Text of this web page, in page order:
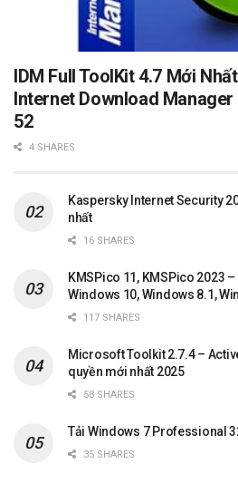
IDM Full ToolKit 4.7 Mới
Internet Download Manager
52
4 SHARES
Kaspersky Internet Security
nhất
16 SHARES
KMSPico 11, KMSPico 2023
Windows 10, Windows 8.1,
117 SHARES
Microsoft Toolkit 2.7.4 –
quyền mới nhất 2025
58 SHARES
Tải Windows 7 Professional
35 SHARES